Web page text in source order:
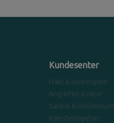
Kundesenter
Frakt & leveringstid
Angrefrist & retur
Garanti & reklamasjon
Kjøpsbetingelser